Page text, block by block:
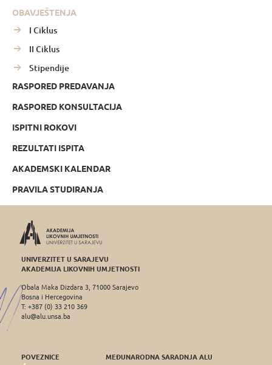
OBAVJEŠTENJA
I Ciklus
II Ciklus
Stipendije
RASPORED PREDAVANJA
RASPORED KONSULTACIJA
ISPITNI ROKOVI
REZULTATI ISPITA
AKADEMSKI KALENDAR
PRAVILA STUDIRANJA
UNIVERZITET U SARAJEVU
AKADEMIJA LIKOVNIH UMJETNOSTI
Obala Maka Dizdara 3, 71000 Sarajevo
Bosna i Hercegovina
T: +387 (0) 33 210 369
alu@alu.unsa.ba
POVEZNICE MEĐUNARODNA SARADNJA ALU